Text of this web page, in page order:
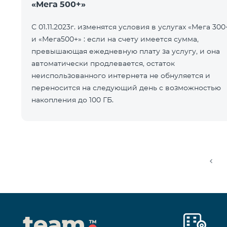
«Мега 500+»
С 01.11.2023г. изменятся условия в услугах «Мега
и «Мега500+» : если на счету имеется сумма,
превышающая ежедневную плату за услугу, и она
автоматически продлевается, остаток
неиспользованного интернета не обнуляется и
переносится на следующий день с возможностью
накопления до 100 ГБ.